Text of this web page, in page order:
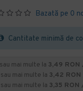
Bazată pe 0
Cantitate minimă de
sau mai multe la 3,49 RON
sau mai multe la 3,42
sau mai multe la 3,35 RON